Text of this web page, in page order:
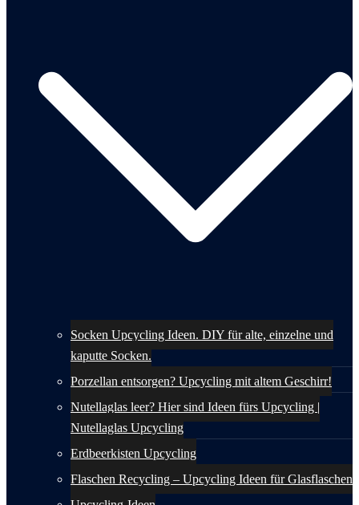
Socken Upcycling Ideen. DIY für alte, einzelne und
kaputte Socken.
Porzellan entsorgen? Upcycling mit altem Geschirr!
Nutellaglas leer? Hier sind Ideen fürs Upcycling |
Nutellaglas Upcycling
Erdbeerkisten Upcycling
Flaschen Recycling – Upcycling Ideen für Glasflaschen